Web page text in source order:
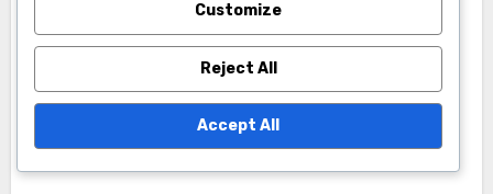
récupérés dans vos projets, il est essentiel de
vérifier leur provenance et leur traitement.
Assurez-vous qu’ils respectent les normes de
sécurité et de durabilité pour garantir la qualité
et la longévité de vos réalisations.
Customize
Reject All
Accept All